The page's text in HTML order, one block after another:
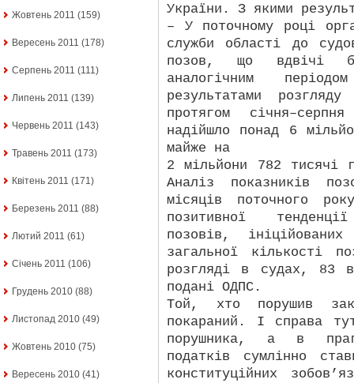
Жовтень 2011 (159)
Вересень 2011 (178)
Серпень 2011 (111)
Липень 2011 (139)
Червень 2011 (143)
Травень 2011 (173)
Квітень 2011 (171)
Березень 2011 (88)
Лютий 2011 (61)
Січень 2011 (106)
Грудень 2010 (88)
Листопад 2010 (49)
Жовтень 2010 (75)
Вересень 2010 (41)
України. З якими
– У поточному році
служби області до
позов, що вдвічі
аналогічним
результатами
протягом
надійшло понад 6
майже на
2 мільйони 782 тисячі
Аналіз показників
місяців поточного
позитивної
позовів,
загальної кількості
розгляді в судах, 83
подані ОДПС.
Той, хто порушив
покараний. І справа
порушника, а в
податків сумлінно
конституційних